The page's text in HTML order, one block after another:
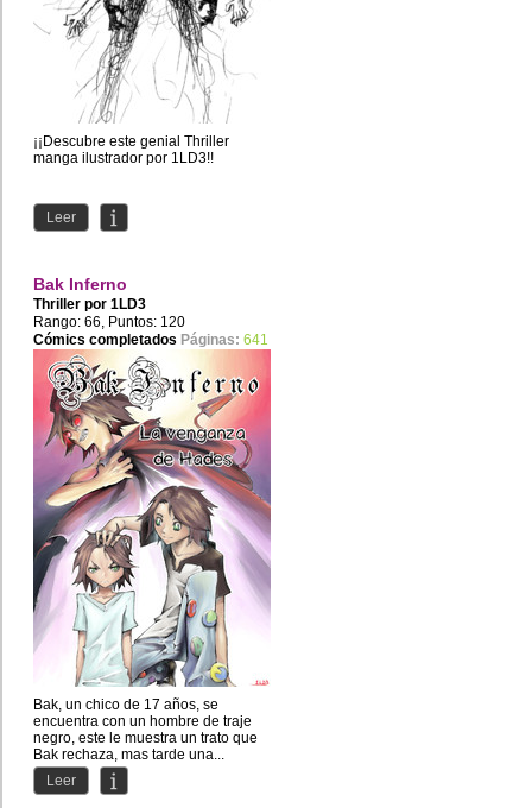
¡¡Descubre este genial Thriller
manga ilustrador por 1LD3!!
Leer
Bak Inferno
Thriller por 1LD3
Rango: 66, Puntos: 120
Cómics completados Páginas: 641
Bak, un chico de 17 años, se
encuentra con un hombre de traje
negro, este le muestra un trato que
Bak rechaza, mas tarde una...
Leer